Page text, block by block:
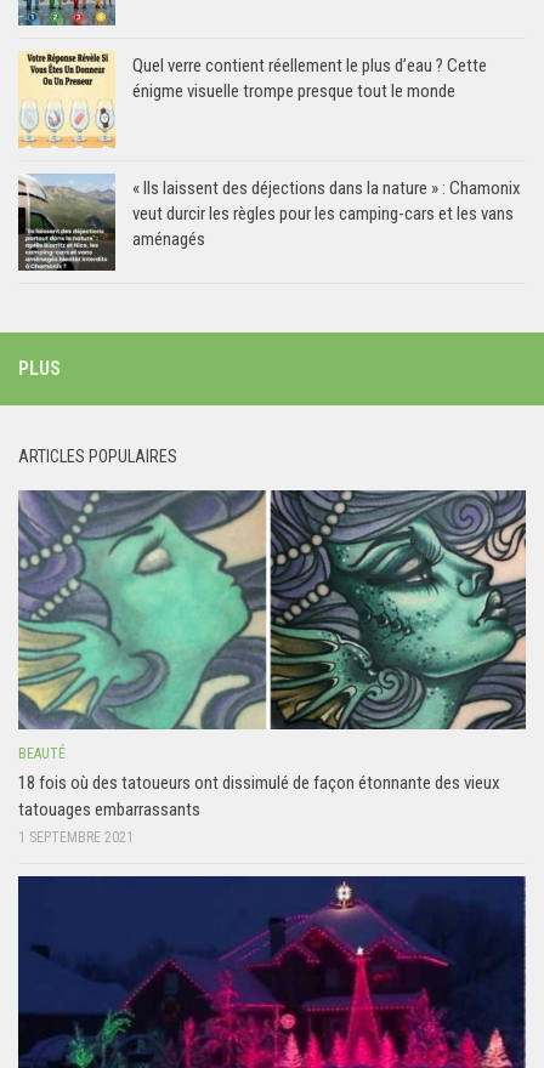
Quel verre contient réellement le plus d’eau ? Cette
énigme visuelle trompe presque tout le monde
« Ils laissent des déjections dans la nature » : Chamonix
veut durcir les règles pour les camping-cars et les vans
aménagés
PLUS
ARTICLES POPULAIRES
BEAUTÉ
18 fois où des tatoueurs ont dissimulé de façon étonnante des vieux
tatouages embarrassants
1 SEPTEMBRE 2021